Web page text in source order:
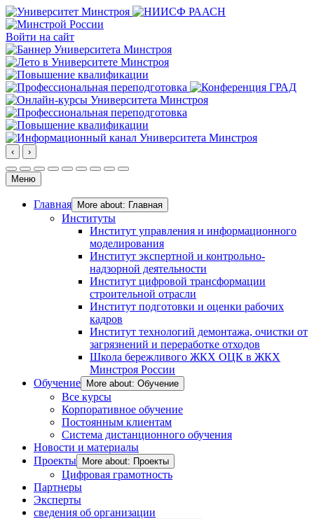
Войти на сайт
‹ ›
Меню
Главная More about: Главная
Институты
Институт управления и информационного
моделирования
Институт экспертной и контрольно-
надзорной деятельности
Институт цифровой трансформации
строительной отрасли
Институт подготовки и оценки рабочих
кадров
Институт технологий демонтажа, очистки от
загрязнений и переработке отходов
Школа бережливого ЖКХ ОЦК в ЖКХ
Минстроя России
Обучение
More about: Обучение
Все курсы
Корпоративное обучение
Постоянным клиентам
Система дистанционного обучения
Новости и материалы
Проекты
More about: Проекты
Цифровая грамотность
Партнеры
Эксперты
сведения об организации